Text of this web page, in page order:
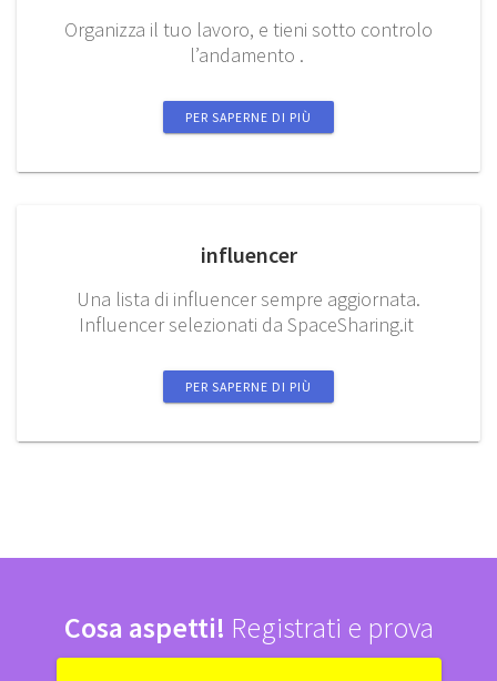
Organizza il tuo lavoro, e tieni sotto controlo
l’andamento .
PER SAPERNE DI PIÙ
influencer
Una lista di influencer sempre aggiornata.
Influencer selezionati da SpaceSharing.it
PER SAPERNE DI PIÙ
Cosa aspetti! Registrati e prova